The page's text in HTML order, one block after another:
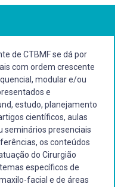
de CTBMF se dá por
com ordem crescente
modular e/ou
e
estudo, planejamento
científicos, aulas
seminários presenciais
os conteúdos
do Cirurgião
específicos de
facial e de áreas